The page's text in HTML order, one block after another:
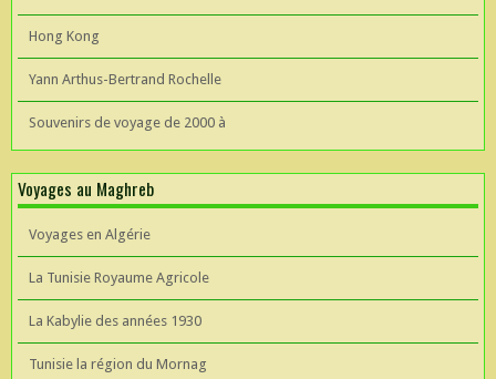
Hong Kong
Yann Arthus-Bertrand Rochelle
Souvenirs de voyage de 2000 à
Voyages au Maghreb
Voyages en Algérie
La Tunisie Royaume Agricole
La Kabylie des années 1930
Tunisie la région du Mornag